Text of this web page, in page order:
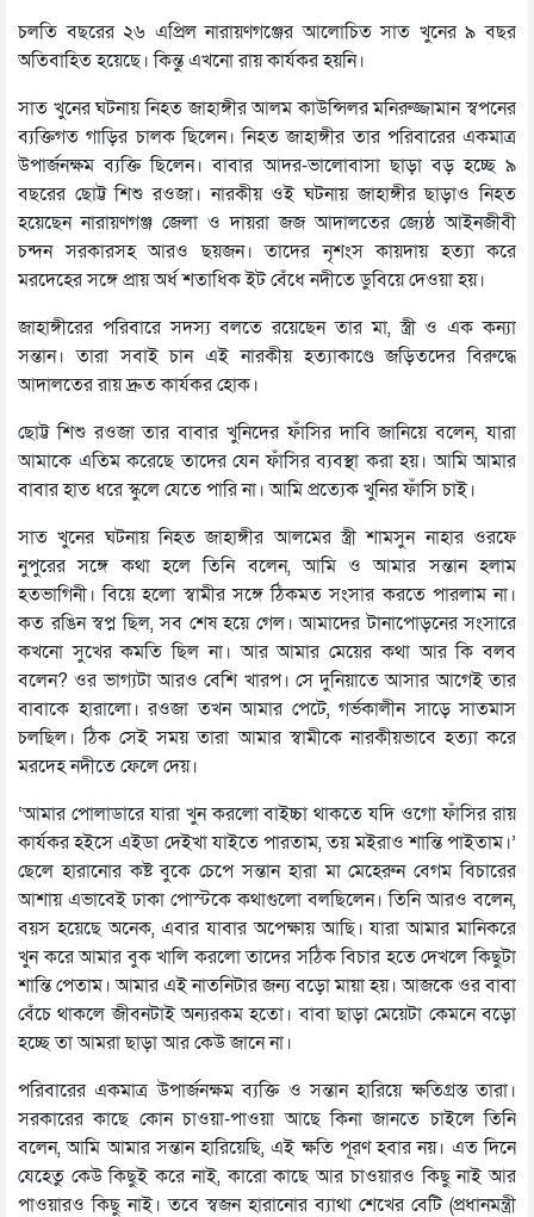
চলতি বছরের ২৬ এপ্রিল নারায়ণগঞ্জের আলোচিত সাত খুনের ৯ বছর
অতিবাহিত হয়েছে। কিন্তু এখনো রায় কার্যকর হয়নি।
সাত খুনের ঘটনায় নিহত জাহাঙ্গীর আলম কাউন্সিলর মনিরুজ্জামান স্বপনের
ব্যক্তিগত গাড়ির চালক ছিলেন। নিহত জাহাঙ্গীর তার পরিবারের একমাত্র
উপার্জনক্ষম ব্যক্তি ছিলেন। বাবার আদর-ভালোবাসা ছাড়া বড় হচ্ছে ৯
বছরের ছোট্ট শিশু রওজা। নারকীয় ওই ঘটনায় জাহাঙ্গীর ছাড়াও নিহত
হয়েছেন নারায়ণগঞ্জ জেলা ও দায়রা জজ আদালতের জ্যেষ্ঠ আইনজীবী
চন্দন সরকারসহ আরও ছয়জন। তাদের নৃশংস কায়দায় হত্যা করে
মরদেহের সঙ্গে প্রায় অর্ধ শতাধিক ইট বেঁধে নদীতে ডুবিয়ে দেওয়া হয়।
জাহাঙ্গীরের পরিবারে সদস্য বলতে রয়েছেন তার মা, স্ত্রী ও এক কন্যা
সন্তান। তারা সবাই চান এই নারকীয় হত্যাকাণ্ডে জড়িতদের বিরুদ্ধে
আদালতের রায় দ্রুত কার্যকর হোক।
ছোট্ট শিশু রওজা তার বাবার খুনিদের ফাঁসির দাবি জানিয়ে বলেন, যারা
আমাকে এতিম করেছে তাদের যেন ফাঁসির ব্যবস্থা করা হয়। আমি আমার
বাবার হাত ধরে স্কুলে যেতে পারি না। আমি প্রত্যেক খুনির ফাঁসি চাই।
সাত খুনের ঘটনায় নিহত জাহাঙ্গীর আলমের স্ত্রী শামসুন নাহার ওরফে
নুপুরের সঙ্গে কথা হলে তিনি বলেন, আমি ও আমার সন্তান হলাম
হতভাগিনী। বিয়ে হলো স্বামীর সঙ্গে ঠিকমত সংসার করতে পারলাম না।
কত রঙিন স্বপ্ন ছিল, সব শেষ হয়ে গেল। আমাদের টানাপোড়নের সংসারে
কখনো সুখের কমতি ছিল না। আর আমার মেয়ের কথা আর কি বলব
বলেন? ওর ভাগ্যটা আরও বেশি খারপ। সে দুনিয়াতে আসার আগেই তার
বাবাকে হারালো। রওজা তখন আমার পেটে, গর্ভকালীন সাড়ে সাতমাস
চলছিল। ঠিক সেই সময় তারা আমার স্বামীকে নারকীয়ভাবে হত্যা করে
মরদেহ নদীতে ফেলে দেয়।
‘আমার পোলাডারে যারা খুন করলো বাইচ্চা থাকতে যদি ওগো ফাঁসির রায়
কার্যকর হইসে এইডা দেইখা যাইতে পারতাম, তয় মইরাও শান্তি পাইতাম।’
ছেলে হারানোর কষ্ট বুকে চেপে সন্তান হারা মা মেহেরুন বেগম বিচারের
আশায় এভাবেই ঢাকা পোস্টকে কথাগুলো বলছিলেন। তিনি আরও বলেন,
বয়স হয়েছে অনেক, এবার যাবার অপেক্ষায় আছি। যারা আমার মানিকরে
খুন করে আমার বুক খালি করলো তাদের সঠিক বিচার হতে দেখলে কিছুটা
শান্তি পেতাম। আমার এই নাতনিটার জন্য বড়ো মায়া হয়। আজকে ওর বাবা
বেঁচে থাকলে জীবনটাই অন্যরকম হতো। বাবা ছাড়া মেয়েটা কেমনে বড়ো
হচ্ছে তা আমরা ছাড়া আর কেউ জানে না।
পরিবারের একমাত্র উপার্জনক্ষম ব্যক্তি ও সন্তান হারিয়ে ক্ষতিগ্রস্ত তারা।
সরকারের কাছে কোন চাওয়া-পাওয়া আছে কিনা জানতে চাইলে তিনি
বলেন, আমি আমার সন্তান হারিয়েছি, এই ক্ষতি পূরণ হবার নয়। এত দিনে
যেহেতু কেউ কিছুই করে নাই, কারো কাছে আর চাওয়ারও কিছু নাই আর
পাওয়ারও কিছু নাই। তবে স্বজন হারানোর ব্যাথা শেখের বেটি (প্রধানমন্ত্রী